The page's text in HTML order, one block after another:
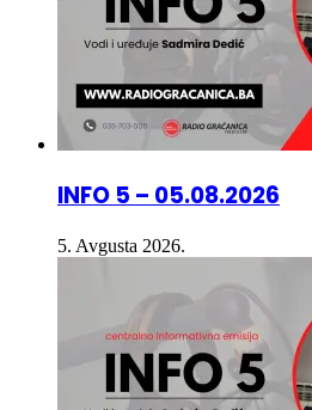
INFO 5 – 05.08.2026
5. Avgusta 2026.